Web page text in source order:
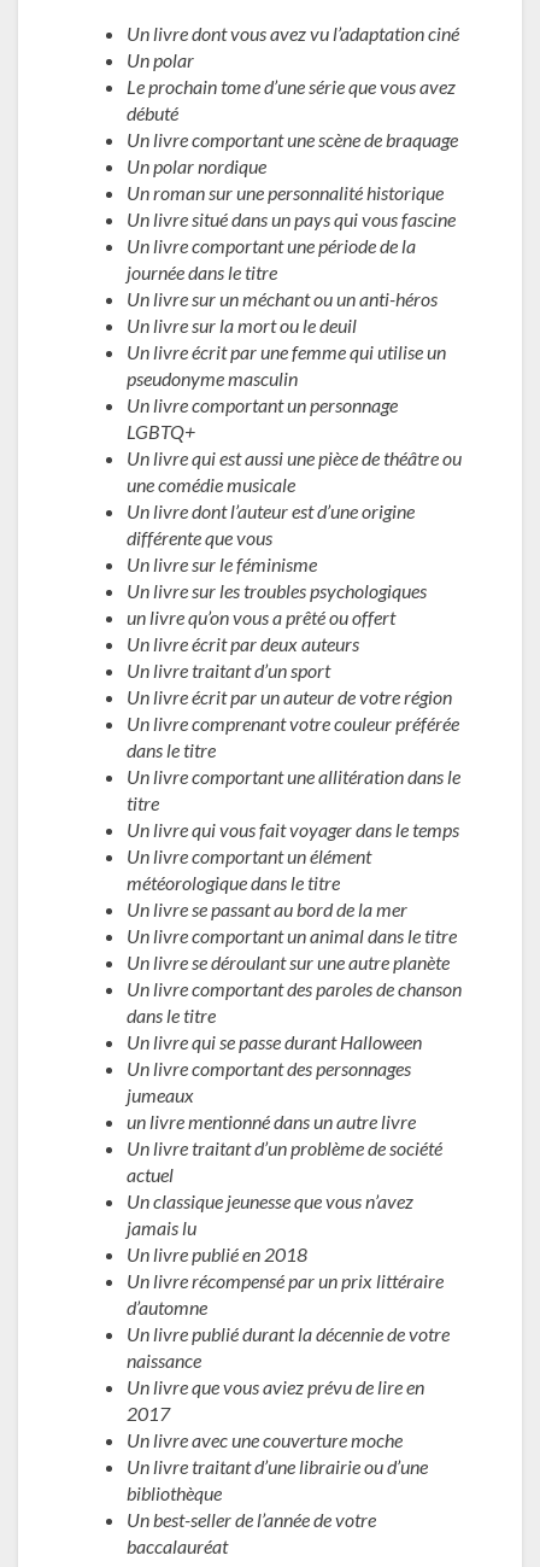
Un livre dont vous avez vu l’adaptation ciné
Un polar
Le prochain tome d’une série que vous avez
débuté
Un livre comportant une scène de braquage
Un polar nordique
Un roman sur une personnalité historique
Un livre situé dans un pays qui vous fascine
Un livre comportant une période de la
journée dans le titre
Un livre sur un méchant ou un anti-héros
Un livre sur la mort ou le deuil
Un livre écrit par une femme qui utilise un
pseudonyme masculin
Un livre comportant un personnage
LGBTQ+
Un livre qui est aussi une pièce de théâtre ou
une comédie musicale
Un livre dont l’auteur est d’une origine
différente que vous
Un livre sur le féminisme
Un livre sur les troubles psychologiques
un livre qu’on vous a prêté ou offert
Un livre écrit par deux auteurs
Un livre traitant d’un sport
Un livre écrit par un auteur de votre région
Un livre comprenant votre couleur préférée
dans le titre
Un livre comportant une allitération dans le
titre
Un livre qui vous fait voyager dans le temps
Un livre comportant un élément
météorologique dans le titre
Un livre se passant au bord de la mer
Un livre comportant un animal dans le titre
Un livre se déroulant sur une autre planète
Un livre comportant des paroles de chanson
dans le titre
Un livre qui se passe durant Halloween
Un livre comportant des personnages
jumeaux
un livre mentionné dans un autre livre
Un livre traitant d’un problème de société
actuel
Un classique jeunesse que vous n’avez
jamais lu
Un livre publié en 2018
Un livre récompensé par un prix littéraire
d’automne
Un livre publié durant la décennie de votre
naissance
Un livre que vous aviez prévu de lire en
2017
Un livre avec une couverture moche
Un livre traitant d’une librairie ou d’une
bibliothèque
Un best-seller de l’année de votre
baccalauréat